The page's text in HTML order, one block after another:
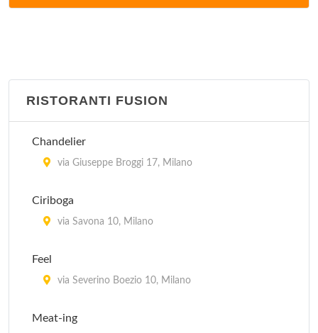
Finger's
via San Gerolamo Emiliani 2, Milano
viale Montello 9, Milano
via degli Zuccaro 5, Milano
RISTORANTI FUSION
Chandelier
via Giuseppe Broggi 17, Milano
Ciriboga
via Savona 10, Milano
Feel
via Severino Boezio 10, Milano
Meat-ing